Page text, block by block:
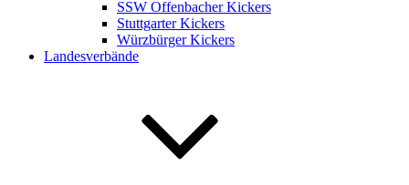
SSW Offenbacher Kickers
Stuttgarter Kickers
Würzbürger Kickers
Landesverbände